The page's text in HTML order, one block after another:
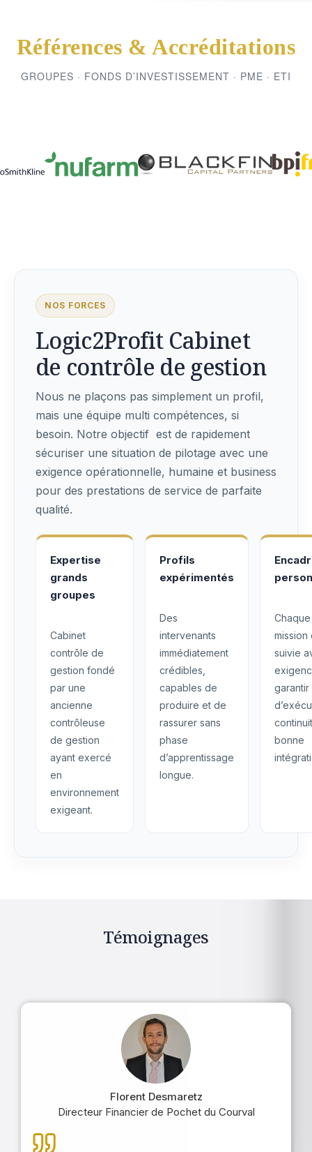
Références & Accréditations
GROUPES · FONDS D’INVESTISSEMENT · PME · ETI
NOS FORCES
Logic2Profit Cabinet
de contrôle de gestion
Nous ne plaçons pas simplement un profil,
mais une équipe multi compétences, si
besoin. Notre objectif est de rapidement
sécuriser une situation de pilotage avec une
exigence opérationnelle, humaine et business
pour des prestations de service de parfaite
qualité.
Expertise
grands
groupes
Cabinet
contrôle de
gestion fondé
par une
ancienne
contrôleuse
de gestion
ayant exercé
en
environnement
exigeant.
Profils
expérimentés
Des
intervenants
immédiatement
crédibles,
capables de
produire et de
rassurer sans
phase
d’apprentissage
longue.
Chaque
mission
suivie
garantir
bonne
Témoignages
Florent Desmaretz
Directeur Financier de Pochet du Courval